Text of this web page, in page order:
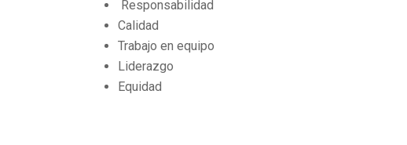
Responsabilidad
Calidad
Trabajo en equipo
Liderazgo
Equidad